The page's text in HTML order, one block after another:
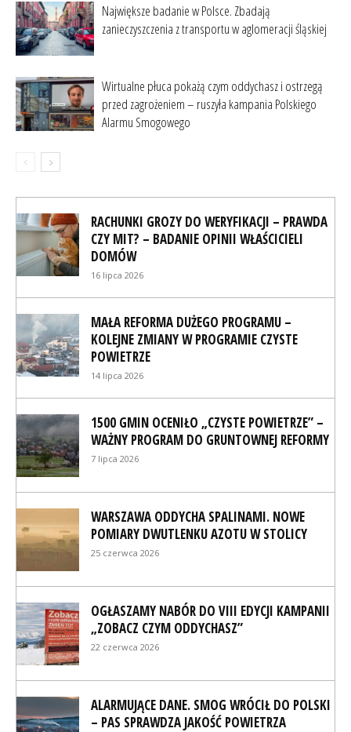
Największe badanie w Polsce. Zbadają
zanieczyszczenia z transportu w aglomeracji śląskiej
Wirtualne płuca pokażą czym oddychasz i ostrzegą
przed zagrożeniem – ruszyła kampania Polskiego
Alarmu Smogowego
RACHUNKI GROZY DO WERYFIKACJI – PRAWDA
CZY MIT? – BADANIE OPINII WŁAŚCICIELI
DOMÓW
16 lipca 2026
MAŁA REFORMA DUŻEGO PROGRAMU –
KOLEJNE ZMIANY W PROGRAMIE CZYSTE
POWIETRZE
14 lipca 2026
1500 GMIN OCENIŁO „CZYSTE POWIETRZE” –
WAŻNY PROGRAM DO GRUNTOWNEJ REFORMY
7 lipca 2026
WARSZAWA ODDYCHA SPALINAMI. NOWE
POMIARY DWUTLENKU AZOTU W STOLICY
25 czerwca 2026
OGŁASZAMY NABÓR DO VIII EDYCJI KAMPANII
„ZOBACZ CZYM ODDYCHASZ”
22 czerwca 2026
ALARMUJĄCE DANE. SMOG WRÓCIŁ DO POLSKI
– PAS SPRAWDZA JAKOŚĆ POWIETRZA